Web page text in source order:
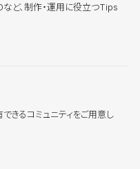
など、制作・運用に役立つTips
きるコミュニティをご用意し